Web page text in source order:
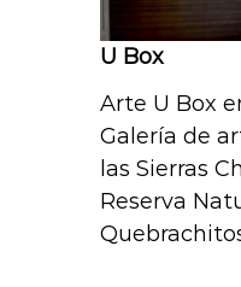
U Box
Arte U Box
Galería de
las Sierras
Reserva